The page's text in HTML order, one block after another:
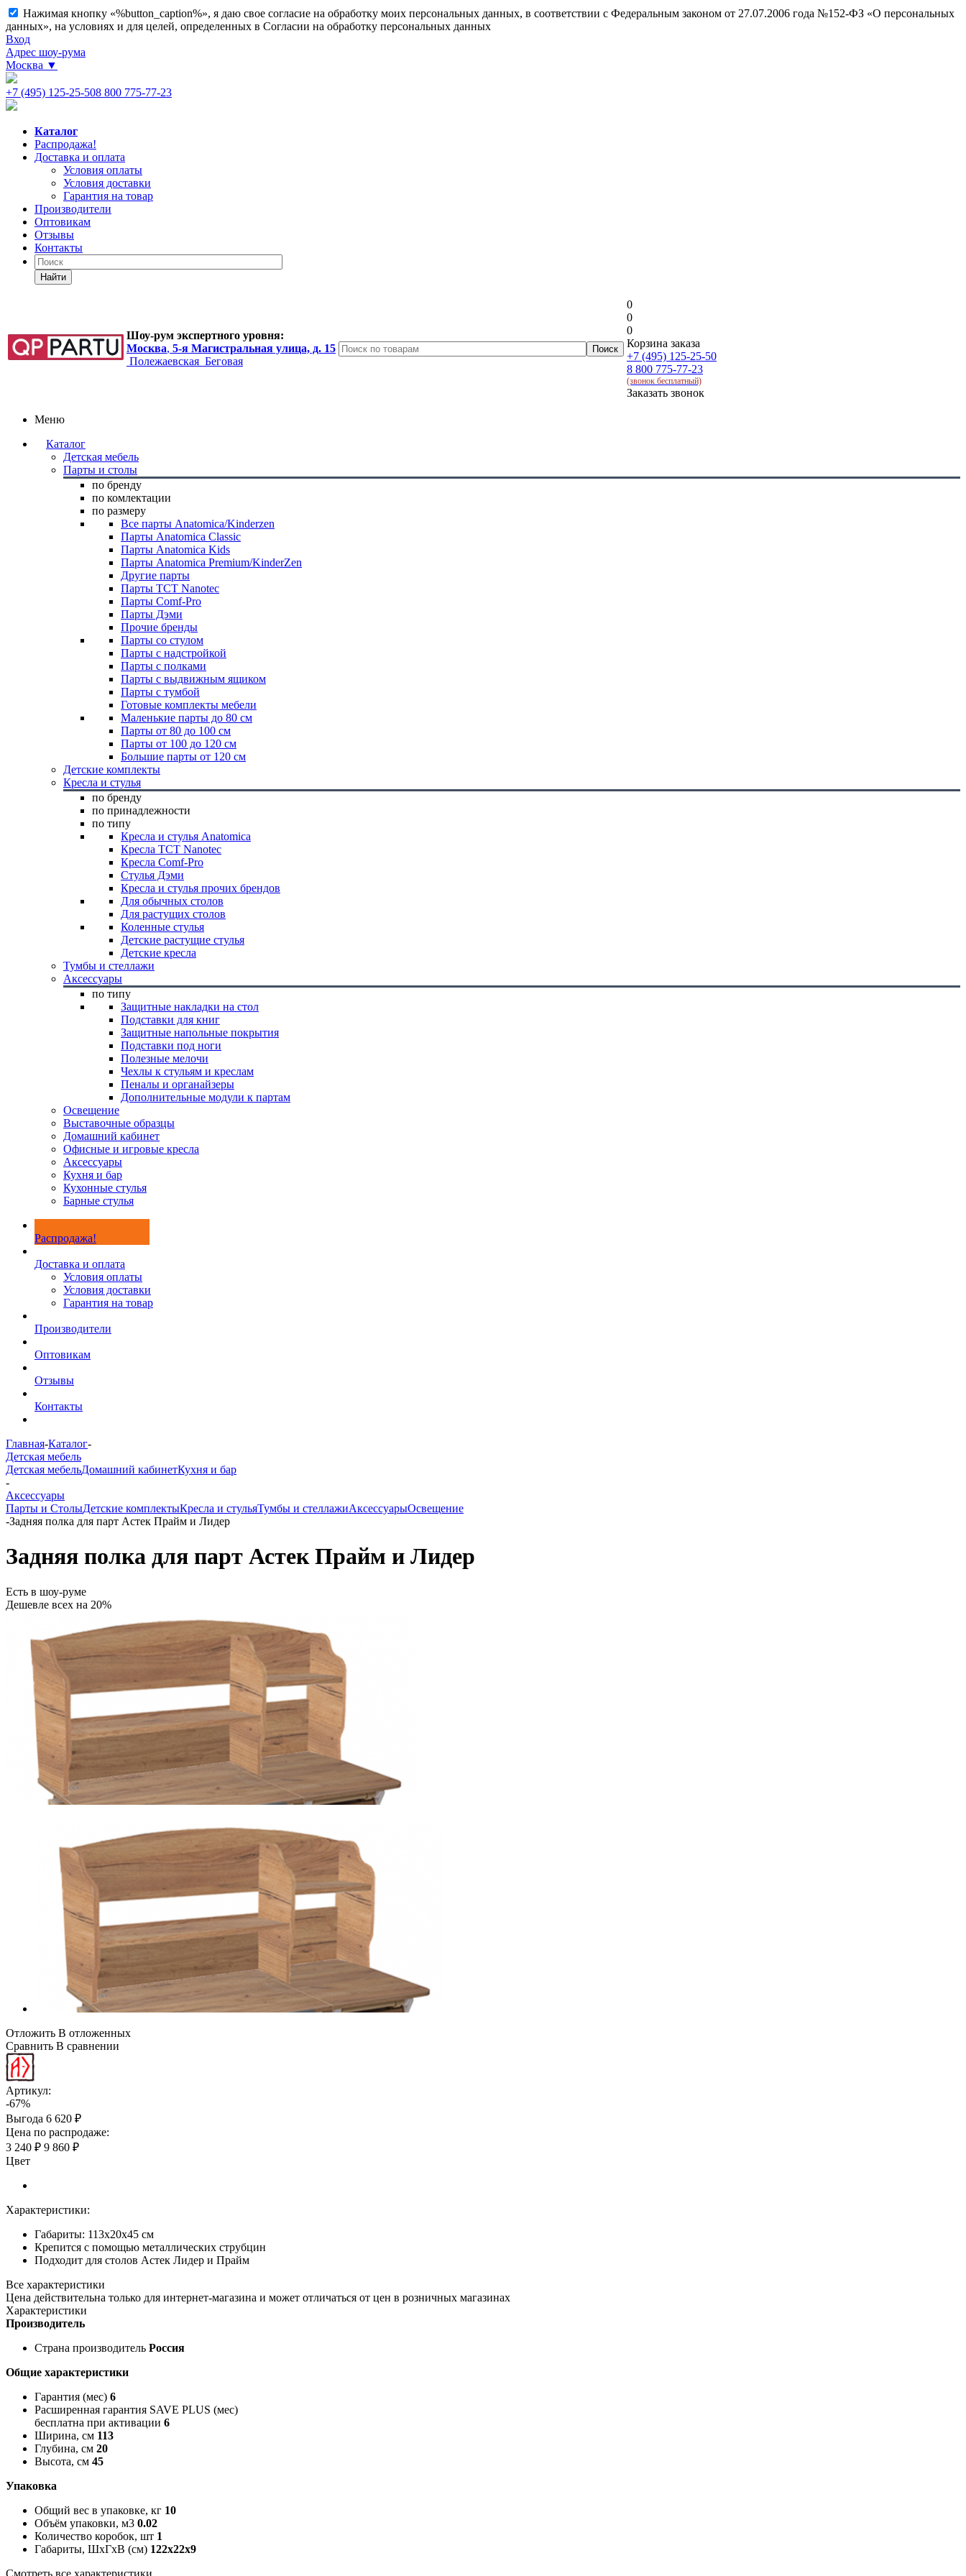
Нажимая кнопку «%button_caption%», я даю свое согласие на обработку моих персональных данных, в соответствии с Федеральным законом от 27.07.2006 года №152-ФЗ «О персональных
данных», на условиях и для целей, определенных в Согласии на обработку персональных данных
Вход
Адрес шоу-рума
Москва ▼
+7 (495) 125-25-508 800 775-77-23
Каталог
Распродажа!
Доставка и оплата
Условия оплаты
Условия доставки
Гарантия на товар
Производители
Оптовикам
Отзывы
Контакты
Найти
Шоу-рум экспертного уровня:
Москва, 5-я Магистральная улица, д. 15
Полежаевская Беговая
0
0
0
Корзина заказа
+7 (495) 125-25-50
8 800 775-77-23
(звонок бесплатный)
Заказать звонок
Меню
Каталог
Детская мебель
Парты и столы
по бренду
по комлектации
по размеру
Все парты Anatomica/Kinderzen
Парты Anatomica Classic
Парты Anatomica Kids
Парты Anatomica Premium/KinderZen
Другие парты
Парты TCT Nanotec
Парты Comf-Pro
Парты Дэми
Прочие бренды
Парты со стулом
Парты с надстройкой
Парты с полками
Парты с выдвижным ящиком
Парты с тумбой
Готовые комплекты мебели
Маленькие парты до 80 см
Парты от 80 до 100 см
Парты от 100 до 120 см
Большие парты от 120 см
Детские комплекты
Кресла и стулья
по бренду
по принадлежности
по типу
Кресла и стулья Anatomica
Кресла TCT Nanotec
Кресла Comf-Pro
Стулья Дэми
Кресла и стулья прочих брендов
Для обычных столов
Для растущих столов
Коленные стулья
Детские растущие стулья
Детские кресла
Тумбы и стеллажи
Аксессуары
по типу
Защитные накладки на стол
Подставки для книг
Защитные напольные покрытия
Подставки под ноги
Полезные мелочи
Чехлы к стульям и креслам
Пеналы и органайзеры
Дополнительные модули к партам
Освещение
Выставочные образцы
Домашний кабинет
Офисные и игровые кресла
Аксессуары
Кухня и бар
Кухонные стулья
Барные стулья
Распродажа!
Доставка и оплата
Условия оплаты
Условия доставки
Гарантия на товар
Производители
Оптовикам
Отзывы
Контакты
Главная-Каталог-
Детская мебель
Детская мебельДомашний кабинетКухня и бар
-
Аксессуары
Парты и СтолыДетские комплектыКресла и стульяТумбы и стеллажиАксессуарыОсвещение
-Задняя полка для парт Астек Прайм и Лидер
Задняя полка для парт Астек Прайм и Лидер
Есть в шоу-руме
Дешевле всех на 20%
Отложить В отложенных
Сравнить В сравнении
Артикул:
-67%
Выгода 6 620 ₽
Цена по распродаже:
3 240 ₽ 9 860 ₽
Цвет
Характеристики:
Габариты: 113х20х45 см
Крепится с помощью металлических струбцин
Подходит для столов Астек Лидер и Прайм
Все характеристики
Цена действительна только для интернет-магазина и может отличаться от цен в розничных магазинах
Характеристики
Производитель
Страна производитель Россия
Общие характеристики
Гарантия (мес) 6
Расширенная гарантия SAVE PLUS (мес)
бесплатна при активации 6
Ширина, см 113
Глубина, см 20
Высота, см 45
Упаковка
Общий вес в упаковке, кг 10
Объём упаковки, м3 0.02
Количество коробок, шт 1
Габариты, ШxГxВ (см) 122x22x9
Смотреть все характеристики